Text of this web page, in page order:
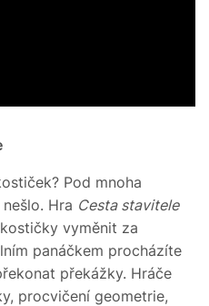
Pod mnoha
Hra Cesta stavitele
vyměnit za
panáčkem procházíte
překážky. Hráče
procvičení geometrie,